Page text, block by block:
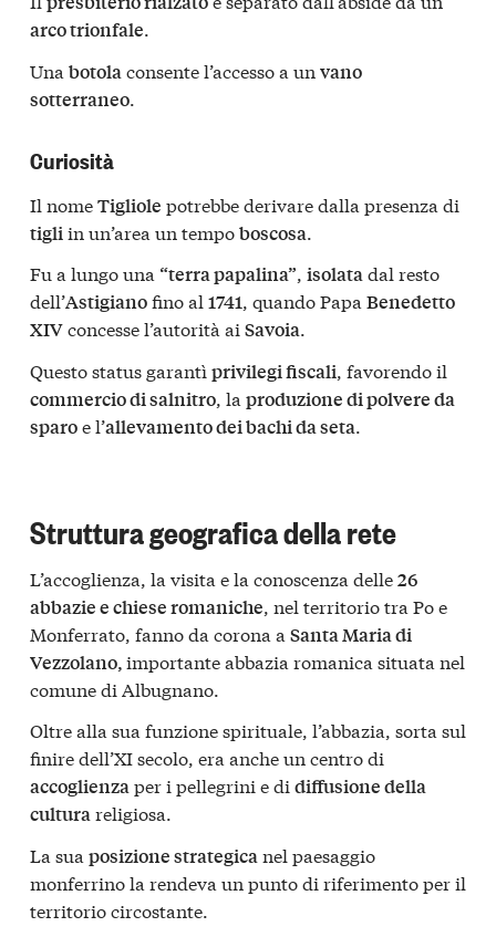
arco trionfale.
Una botolaconsente l’accesso a un vano
sotterraneo.
Curiosità
Il nomeTigliole potrebbe derivare dalla presenza di
tigliin un’area un tempoboscosa.
Fu a lungo una “terra papalina”, isolatadal resto
dell’Astigianofino al 1741, quando Papa Benedetto
XIVconcesse l’autorità ai Savoia.
Questo status garantì privilegi fiscali, favorendo il
commercio di salnitro, la produzione di polvere da
sparoe l’allevamento dei bachi da seta.
Struttura geografica della rete
L’accoglienza, la visita e la conoscenza delle26
abbazie e chiese romaniche, nel territorio tra Po e
Monferrato, fanno da corona a Santa Maria di
Vezzolano,importante abbazia romanica situata nel
comune di Albugnano.
Oltre alla sua funzione spirituale, l’abbazia, sorta sul
finire dell’XI secolo, era anche un centro di
accoglienzaper i pellegrini e di diffusione della
culturareligiosa.
La sua posizione strategicanel paesaggio
monferrino la rendeva un punto di riferimento per il
territorio circostante.